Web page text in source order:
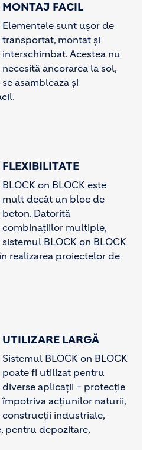
MONTAJ FACIL
Elementele sunt ușor de
transportat, montat și
interschimbat. Acestea nu
necesită ancorarea la sol,
se asambleaza și
FLEXIBILITATE
BLOCK on BLOCK este
mult decât un bloc de
beton. Datorită
combinațiilor multiple,
sistemul BLOCK on BLOCK
realizarea proiectelor de
UTILIZARE LARGĂ
Sistemul BLOCK on BLOCK
poate fi utilizat pentru
diverse aplicații – protecție
împotriva acțiunilor naturii,
construcții industriale,
pentru depozitare,